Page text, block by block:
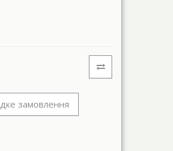
замовлення